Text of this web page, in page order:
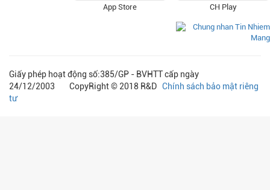
CH Play
App Store
Giấy phép hoạt động số:385/GP - BVHTT cấp ngày
24/12/2003 CopyRight © 2018 R&D Chính sách bảo mật riêng
tư